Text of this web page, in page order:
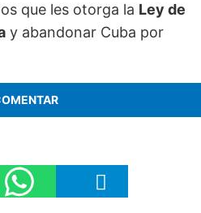
que les otorga la Ley de
y abandonar Cuba por